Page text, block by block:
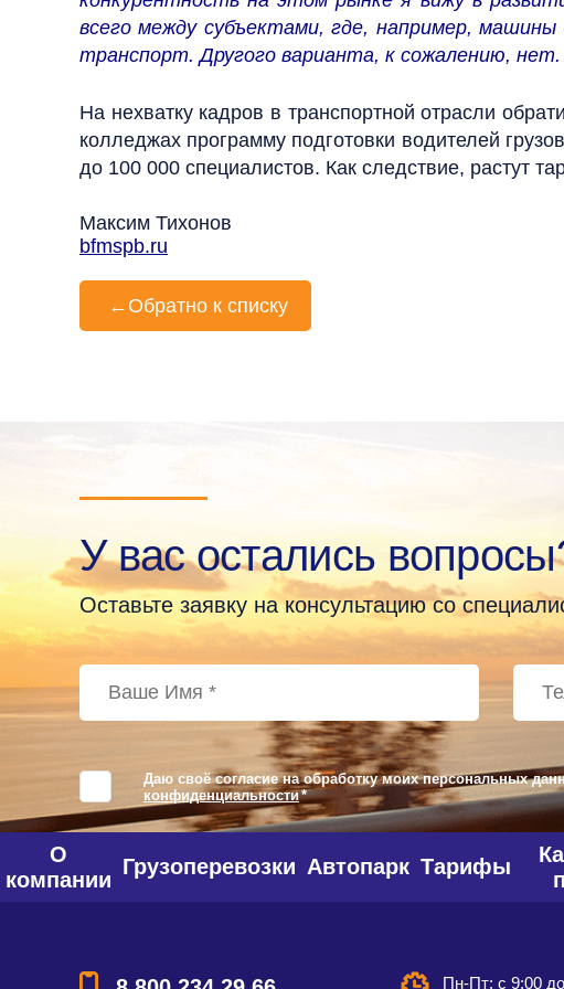
всего между субъектами, где, например,
транспорт. Другого варианта, к сожалению, нет.
На нехватку кадров в транспортной отрасли
колледжах программу подготовки водителей
до 100 000 специалистов. Как следствие, растут
Максим Тихонов
bfmspb.ru
← Обратно к списку
У вас остались
Оставьте заявку на консультацию со
Даю своё согласие на обработку моих персональных
конфиденциальности*
О
компании
Грузоперевозки Автопарк Тарифы
Пн-Пт: с 9:00